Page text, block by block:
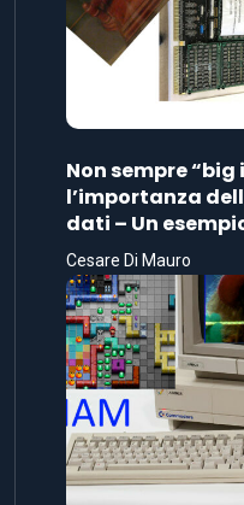
Non sempre “big
l’importanza
dati – Un
Cesare Di Mauro